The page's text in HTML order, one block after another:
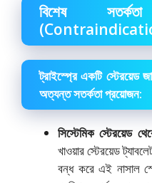
বিশেষ
ট্রাইস্প্রে একটি স্টেরয়েড
অত্যন্ত সতর্কতা প্রয়োজন:
সিস্টেমিক স্টেরয়েড
খাওয়ার স্টেরয়েড
বন্ধ করে এই নাসাল